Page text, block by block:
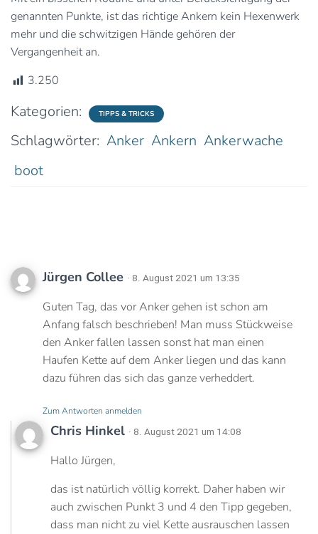
genannten Punkte, ist das richtige Ankern kein Hexenwerk
mehr und die schwitzigen Hände gehören der
Vergangenheit an.
3.250
Kategorien: TIPPS & TRICKS
Schlagwörter: Anker Ankern Ankerwache
boot
Jürgen Collee · 8. August 2021 um 13:35
Guten Tag, das vor Anker gehen ist schon am
Anfang falsch beschrieben! Man muss Stückweise
den Anker fallen lassen sonst hat man einen
Haufen Kette auf dem Anker liegen und das kann
dazu führen das sich das ganze verheddert.
Zum Antworten anmelden
Chris Hinkel · 8. August 2021 um 14:08
Hallo Jürgen,
das ist natürlich völlig korrekt. Daher haben wir
auch zwischen Punkt 3 und 4 den Tipp gegeben,
dass man nicht zu viel Kette ausrauschen lassen